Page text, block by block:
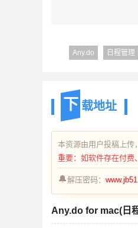
Any.do 日程管理
下 载地址
本资源由用户投稿上传
重要：如软件存在付费
🔔解压密码：
Any.do for mac(日